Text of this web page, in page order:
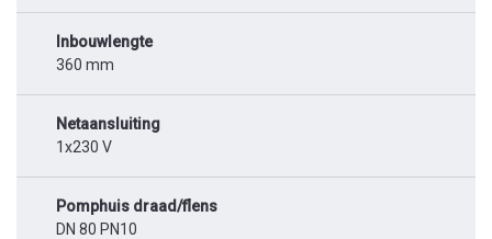
Inbouwlengte
360 mm
Netaansluiting
1x230 V
Pomphuis draad/flens
DN 80 PN10